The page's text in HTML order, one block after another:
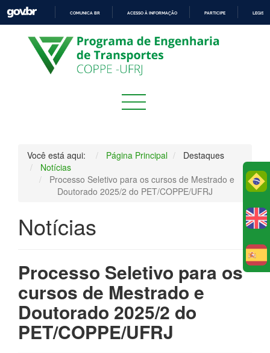
PARA
O
CONTEÚDO
COMUNICA BR ACESSO À INFORMAÇÃO PARTICIPE
Você está aqui: Página Principal
Destaques
Notícias
Processo Seletivo para os cursos de Mestrado e
Doutorado 2025/2 do PET/COPPE/UFRJ
Notícias
Processo Seletivo para os
cursos de Mestrado e
Doutorado 2025/2 do
PET/COPPE/UFRJ